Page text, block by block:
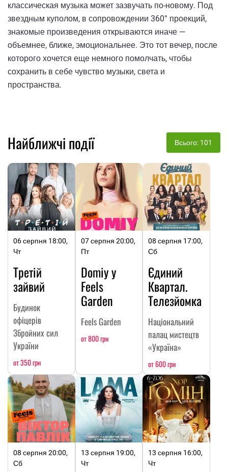
классическая музыка может зазвучать по-новому. Под
звездным куполом, в сопровождении 360° проекций,
знакомые произведения открываются иначе —
объемнее, ближе, эмоциональнее. Это тот вечер, после
которого хочется еще немного помолчать, чтобы
сохранить в себе чувство музыки, света и
пространства.
Найближчі події Всього: 101
06 серпня 18:00,
Чт
Третій
зайвий
Будинок
офіцерів
Збройних сил
України
от 350 грн
07 серпня 20:00,
Пт
Domiy у
Feels
Garden
Feels Garden
от 800 грн
08 серпня 17:00,
Сб
Єдиний
Квартал.
Телезйомка
Національний
палац мистецтв
«Україна»
от 600 грн
08 серпня 20:00,
Сб
13 серпня 19:00,
Чт
13 серпня 16:00,
Чт